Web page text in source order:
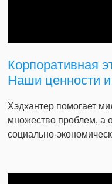
Корпоративная
Наши ценности
Хэдхантер помогает
множество проблем, а
социально-